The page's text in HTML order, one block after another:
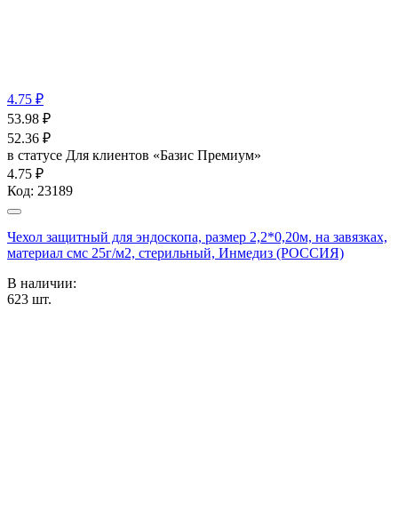
4.75 ₽
53.98 ₽
52.36 ₽
в статусе Для клиентов «Базис Премиум»
4.75 ₽
Код: 23189
Чехол защитный для эндоскопа, размер 2,2*0,20м, на завязках,
материал смс 25г/м2, стерильный, Инмедиз (РОССИЯ)
В наличии:
623 шт.